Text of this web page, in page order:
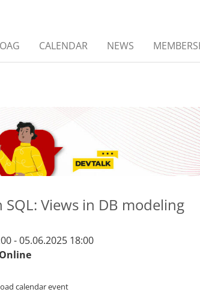
CALENDAR NEWS
Views in DB modeling
- 05.06.2025 18:00
Online
calendar event